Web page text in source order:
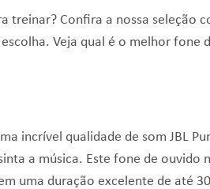
treinar? Confira a nossa seleção
Veja qual é o melhor fone
incrível qualidade de som JBL
a música. Este fone de ouvido
uma duração excelente de até